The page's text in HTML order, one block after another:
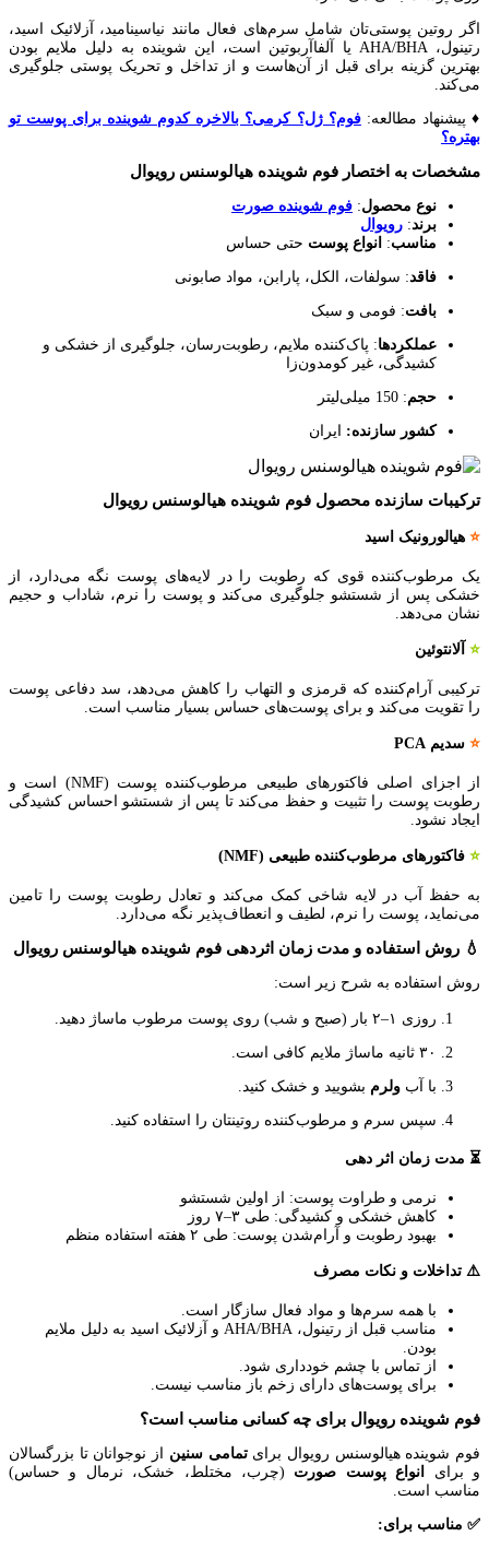
اگر روتین پوستی‌تان شامل سرم‌های فعال مانند نیاسینامید، آزلائیک اسید،
رتینول، AHA/BHA یا آلفاآربوتین است، این شوینده به دلیل ملایم بودن
بهترین گزینه برای قبل از آن‌هاست و از تداخل و تحریک پوستی جلوگیری
می‌کند.
♦️ پیشنهاد مطالعه:فوم؟ ژل؟ کرمی؟ بالاخره کدوم شوینده برای پوست تو
بهتره؟
مشخصات به اختصار فوم شوینده هیالوسنس رویوال
نوع محصول: فوم شوینده صورت
برند: رویوال
مناسب: انواع پوست حتی حساس
فاقد: سولفات، الکل، پارابن، مواد صابونی
بافت: فومی و سبک
عملکردها: پاک‌کننده ملایم، رطوبت‌رسان، جلوگیری از خشکی و
کشیدگی، غیر کومدون‌زا
حجم: 150 میلی‌لیتر
کشور سازنده: ایران
ترکیبات سازنده محصول فوم شوینده هیالوسنس رویوال
⭐ هیالورونیک اسید
یک مرطوب‌کننده قوی که رطوبت را در لایه‌های پوست نگه می‌دارد، از
خشکی پس از شستشو جلوگیری می‌کند و پوست را نرم، شاداب و حجیم
نشان می‌دهد.
⭐ آلانتوئین
ترکیبی آرام‌کننده که قرمزی و التهاب را کاهش می‌دهد، سد دفاعی پوست
را تقویت می‌کند و برای پوست‌های حساس بسیار مناسب است.
⭐ سدیم PCA
از اجزای اصلی فاکتورهای طبیعی مرطوب‌کننده پوست (NMF) است و
رطوبت پوست را تثبیت و حفظ می‌کند تا پس از شستشو احساس کشیدگی
ایجاد نشود.
⭐ فاکتورهای مرطوب‌کننده طبیعی (NMF)
به حفظ آب در لایه شاخی کمک می‌کند و تعادل رطوبت پوست را تامین
می‌نماید، پوست را نرم، لطیف و انعطاف‌پذیر نگه می‌دارد.
💧 روش استفاده و مدت زمان اثردهی فوم شوینده هیالوسنس رویوال
روش استفاده به شرح زیر است:
روزی ۱–۲ بار (صبح و شب) روی پوست مرطوب ماساژ دهید.
۳۰ ثانیه ماساژ ملایم کافی است.
با آب ولرم بشویید و خشک کنید.
سپس سرم و مرطوب‌کننده روتینتان را استفاده کنید.
⏳ مدت زمان اثر دهی
نرمی و طراوت پوست: از اولین شستشو
کاهش خشکی و کشیدگی: طی ۳–۷ روز
بهبود رطوبت و آرام‌شدن پوست: طی ۲ هفته استفاده منظم
⚠️ تداخلات و نکات مصرف
با همه سرم‌ها و مواد فعال سازگار است.
مناسب قبل از رتینول، AHA/BHA و آزلائیک اسید به دلیل ملایم
بودن.
از تماس با چشم خودداری شود.
برای پوست‌های دارای زخم باز مناسب نیست.
فوم شوینده رویوال برای چه کسانی مناسب است؟
فوم شوینده هیالوسنس رویوال برایتمامی سنین از نوجوانان تا بزرگسالان
و برای
انواع پوست صورت (چرب، مختلط، خشک، نرمال و حساس)
مناسب است.
✅ مناسب برای: